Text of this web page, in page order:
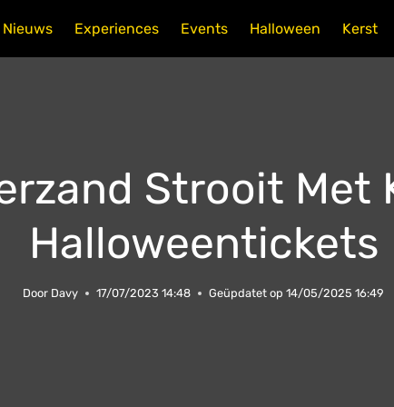
Nieuws Experiences Events Halloween Kerst
Strooit Met
Halloweentickets
Door Davy 17/07/2023 14:48 Geüpdatet op 14/05/2025 16:49